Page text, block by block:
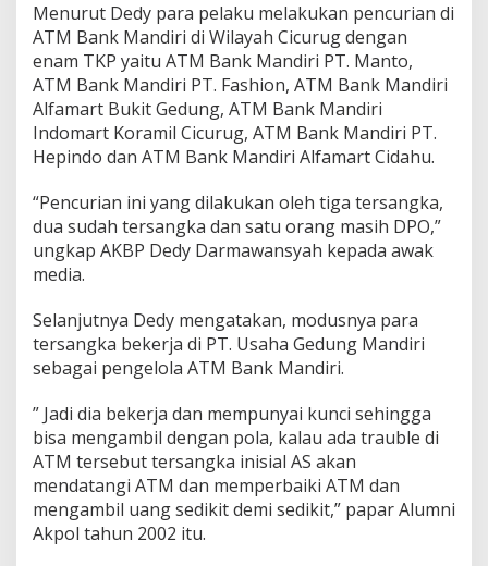
D
i
A
T
M
B
a
n
a
n
d
Menurut Dedy para pelaku melakukan pencurian di
ATM Bank Mandiri di Wilayah Cicurug dengan
enam TKP yaitu ATM Bank Mandiri PT. Manto,
ATM Bank Mandiri PT. Fashion, ATM Bank Mandiri
Alfamart Bukit Gedung, ATM Bank Mandiri
Indomart Koramil Cicurug, ATM Bank Mandiri PT.
Hepindo dan ATM Bank Mandiri Alfamart Cidahu.
“Pencurian ini yang dilakukan oleh tiga tersangka,
dua sudah tersangka dan satu orang masih DPO,”
ungkap AKBP Dedy Darmawansyah kepada awak
media.
Selanjutnya Dedy mengatakan, modusnya para
tersangka bekerja di PT. Usaha Gedung Mandiri
sebagai pengelola ATM Bank Mandiri.
” Jadi dia bekerja dan mempunyai kunci sehingga
bisa mengambil dengan pola, kalau ada trauble di
ATM tersebut tersangka inisial AS akan
mendatangi ATM dan memperbaiki ATM dan
mengambil uang sedikit demi sedikit,” papar Alumni
Akpol tahun 2002 itu.